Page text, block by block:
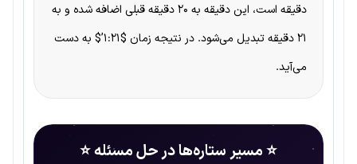
دقیقه است، این دقیقه به ۲۰ دقیقه قبلی اضافه شده و به
۲۱ دقیقه تبدیل می‌شود. در نتیجه زمان $۱:۲۱’$ به دست
می‌آید.
⭐ مسیر ستاره‌ها در حل مسئله ⭐